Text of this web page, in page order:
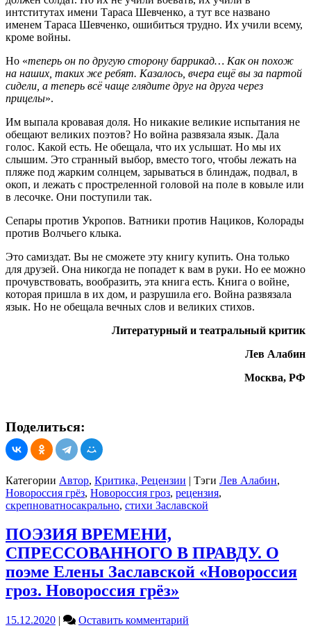
интститутах имени Тараса Шевченко, а тут все названо
именем Тараса Шевченко, ошибиться трудно. Их учили всему,
кроме войны.
Но «теперь он по другую сторону баррикад… Как он похож
на наших, таких же ребят. Казалось, вчера ещё вы за партой
сидели, а теперь всё чаще глядите друг на друга через
прицелы».
Им выпала кровавая доля. Но никакие великие испытания не
обещают великих поэтов? Но война развязала язык. Дала
голос. Какой есть. Не обещала, что их услышат. Но мы их
слышим. Это странный выбор, вместо того, чтобы лежать на
пляже под жарким солнцем, зарываться в блиндаж, подвал, в
окоп, и лежать с простреленной головой на поле в ковыле или
в лесочке. Они поступили так.
Сепары против Укропов. Ватники против Нациков, Колорады
против Волчьего клыка.
Это самиздат. Вы не сможете эту книгу купить. Она только
для друзей. Она никогда не попадет к вам в руки. Но ее можно
прочувствовать, вообразить, эта книга есть. Книга о войне,
которая пришла в их дом, и разрушила его. Война развязала
язык. Но не обещала вечных слов и великих стихов.
Литературный и театральный критик
Лев Алабин
Москва, РФ
Поделиться:
Категории Автор, Критика, Рецензии | Тэги Лев Алабин,
Новороссия грёз, Новороссия гроз, рецензия,
скрепноватносакрально, стихи Заславской
ПОЭЗИЯ ВРЕМЕНИ,
СПРЕССОВАННОГО В ПРАВДУ. О
поэме Елены Заславской «Новороссия
гроз. Новороссия грёз»
15.12.2020 | Оставить комментарий